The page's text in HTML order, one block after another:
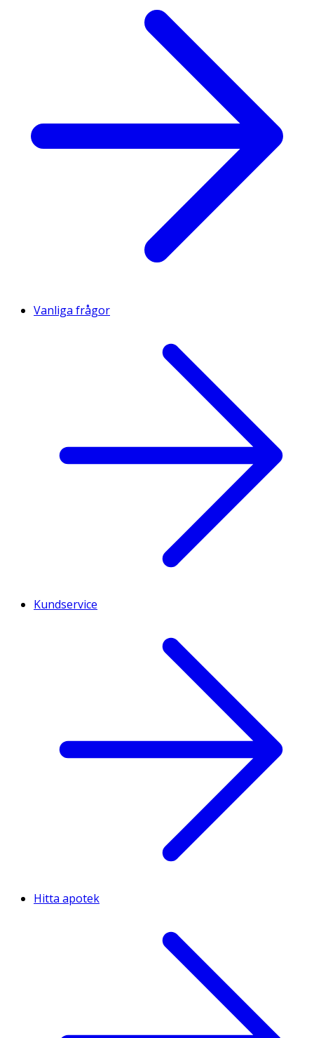
Vanliga frågor
Kundservice
Hitta apotek